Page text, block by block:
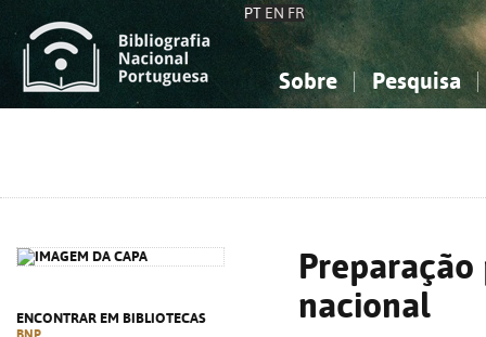
PT EN FR
Sobre Pesquisa
ENCONTRAR EM BIBLIOTECAS
nacional